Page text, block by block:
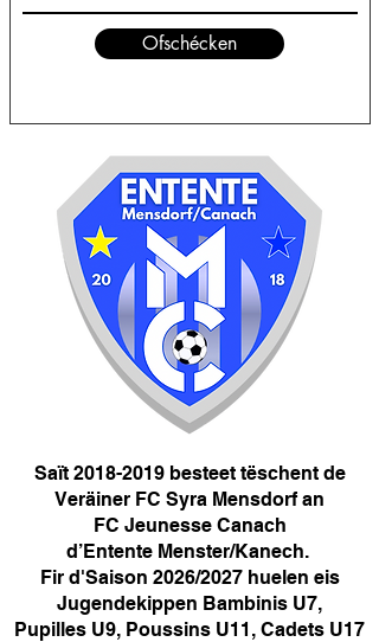
Ofschécken
Saït 2018-2019besteet tëschent de
Veräiner FC Syra Mensdorf an
FC Jeunesse Canach
d’Entente Menster/Kanech.
Fir d'Saison 2026/2027 huelen eis
Jugendekippen Bambinis U7,
Pupilles U9, Poussins U11, Cadets U17